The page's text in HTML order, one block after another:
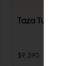
Taza Tuesta® 70 ml
$9.590